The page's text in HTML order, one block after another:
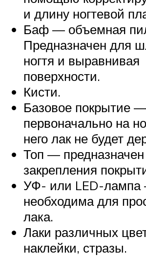
и длину ногтевой
Баф — объемная
Предназначен для
ногтя и выравнивая
поверхности.
Кисти.
Базовое покрытие
первоначально на
него лак не будет
Топ —
закрепления
УФ- или LED-
необходима для
лака.
Лаки различных
наклейки, стразы.